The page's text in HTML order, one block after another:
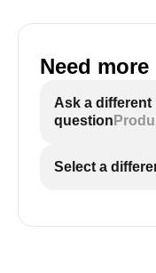
Need
Ask a different
question
Select a